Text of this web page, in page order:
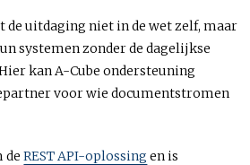
de uitdaging niet in de wet zelf, maar
systemen zonder de dagelijkse
kan A-Cube ondersteuning
voor wie documentstromen
deREST API-oplossing en is